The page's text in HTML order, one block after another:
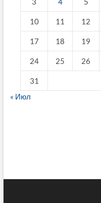
10 11 12
17 18 19
24 25 26
31
« Июл